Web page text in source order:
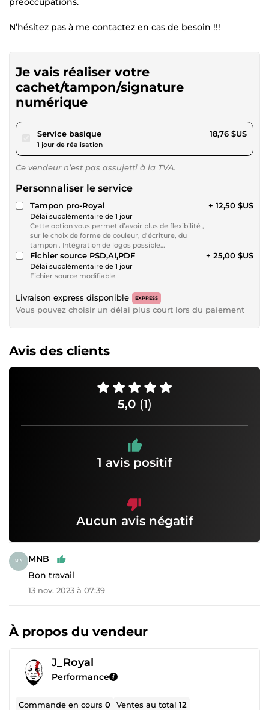
N’hésitez pas à me contactez en cas de besoin !!!
Je vais réaliser votre
cachet/tampon/signature
numérique
Service basiquepour 17,28 $US
1 jour de réalisation
18,76 $US
Ce vendeur n’est pas assujetti à la TVA.
Personnaliser le service
Tampon pro-Royal
Délai supplémentaire de 1 jour
Cette option vous permet d’avoir plus de flexibilité ,
sur le choix de forme de couleur, d’écriture, du
tampon . Intégration de logos possible…
+ 12,50 $US
Fichier source PSD,AI,PDF
Délai supplémentaire de 1 jour
Fichier source modifiable
+ 25,00 $US
Livraison express disponible EXPRESS
Vous pouvez choisir un délai plus court lors du paiement
Avis des clients
5,0 (1)
1 avis positif
Aucun avis négatif
MNB
Bon travail
13 nov. 2023 à 07:39
À propos du vendeur
J_Royal
Performance
Commande en cours0 Ventes au total12